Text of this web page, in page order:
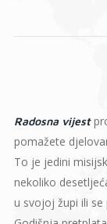
Radosna vijest
pomažete
To je jedini
nekoliko
u svojoj župi ili